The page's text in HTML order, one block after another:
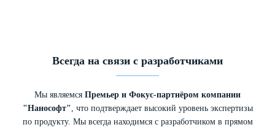
Всегда на связи с разработчиками
Мы являемся Премьер и Фокус-партнёром компании
"Нанософт", что подтверждает высокий уровень экспертизы
по продукту. Мы всегда находимся с разработчиком в прямом